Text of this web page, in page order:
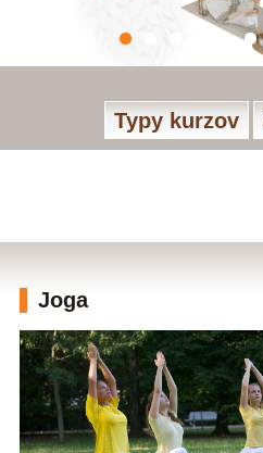
Typy kurzov
Joga